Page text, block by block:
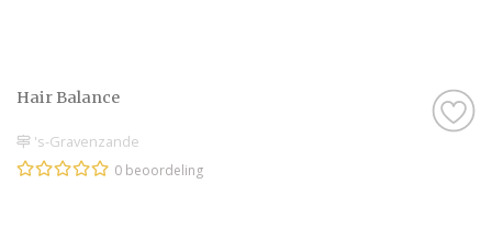
Hair Balance
's-Gravenzande
0 beoordeling